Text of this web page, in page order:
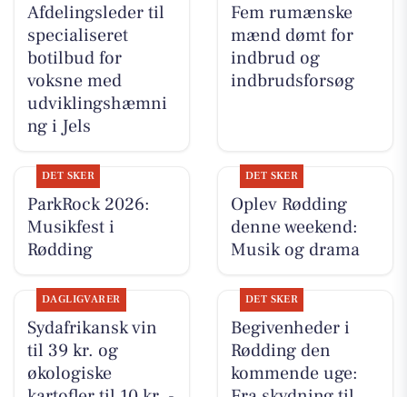
Afdelingsleder til
specialiseret
botilbud for
voksne med
udviklingshæmni
ng i Jels
Fem rumænske
mænd dømt for
indbrud og
indbrudsforsøg
DET SKER
ParkRock 2026:
Musikfest i
Rødding
DET SKER
Oplev Rødding
denne weekend:
Musik og drama
DAGLIGVARER
Sydafrikansk vin
til 39 kr. og
økologiske
DET SKER
Begivenheder i
Rødding den
kommende uge: